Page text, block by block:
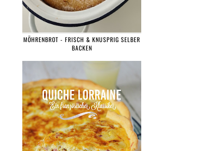
MÖHRENBROT - FRISCH & KNUSPRIG SELBER
BACKEN